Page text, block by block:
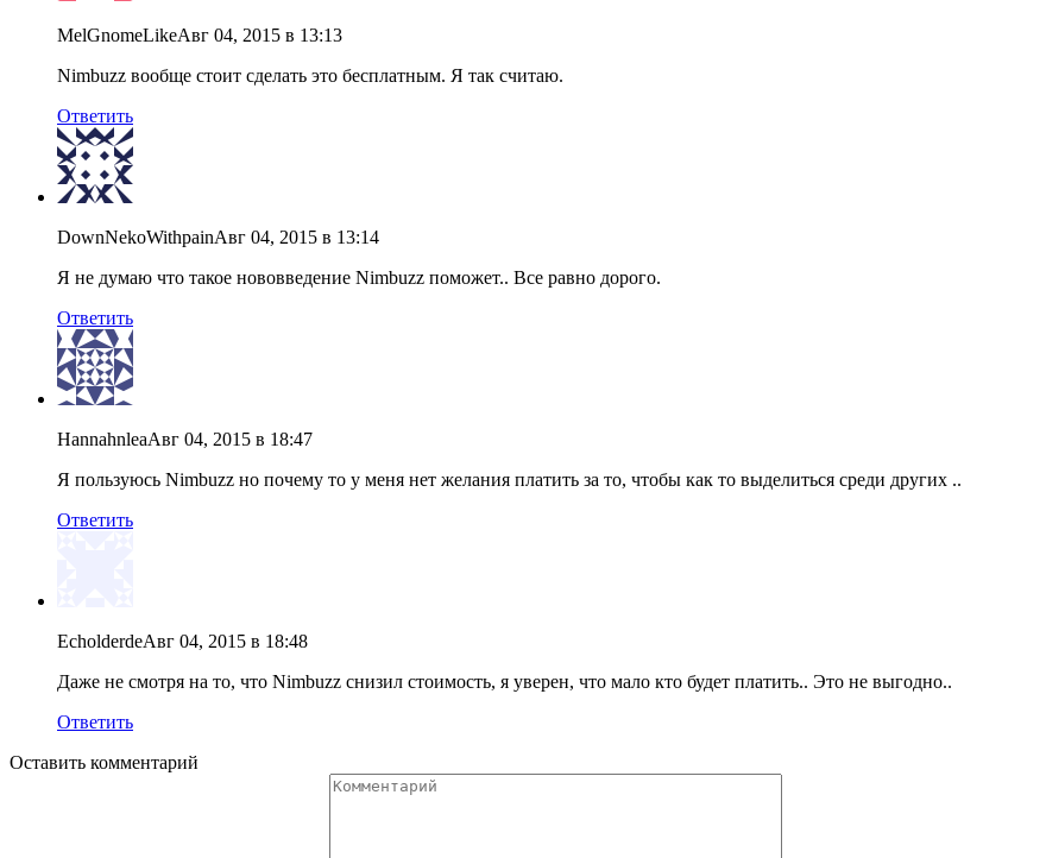
MelGnomeLikeАвг 04, 2015 в 13:13
Nimbuzz вообще стоит сделать это бесплатным. Я так считаю.
Ответить
DownNekoWithpainАвг 04, 2015 в 13:14
Я не думаю что такое нововведение Nimbuzz поможет.. Все равно дорого.
Ответить
HannahnleaАвг 04, 2015 в 18:47
Я пользуюсь Nimbuzz но почему то у меня нет желания платить за то, чтобы как то выделиться среди других ..
Ответить
EcholderdeАвг 04, 2015 в 18:48
Даже не смотря на то, что Nimbuzz снизил стоимость, я уверен, что мало кто будет платить.. Это не выгодно..
Ответить
Оставить комментарий